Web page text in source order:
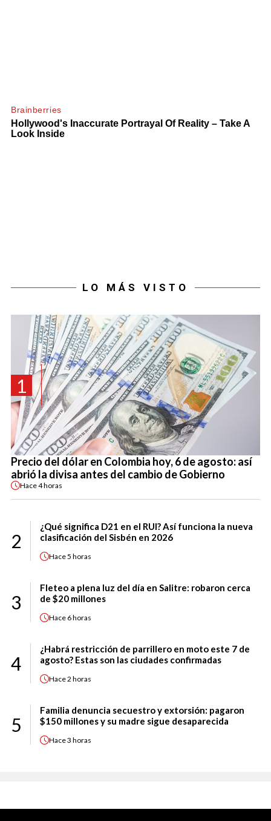
LO MÁS VISTO
1
Precio del dólar en Colombia hoy, 6 de agosto: así
abrió la divisa antes del cambio de Gobierno
Hace4 horas
2
¿Qué significa D21 en el RUI? Así funciona la nueva
clasificación del Sisbén en 2026
Hace5 horas
3
Fleteo a plena luz del día en Salitre: robaron cerca
de $20 millones
Hace 6 horas
4
¿Habrá restricción de parrillero en moto este 7 de
agosto? Estas son las ciudades confirmadas
Hace2 horas
5
Familia denuncia secuestro y extorsión: pagaron
$150 millones y su madre sigue desaparecida
Hace3 horas